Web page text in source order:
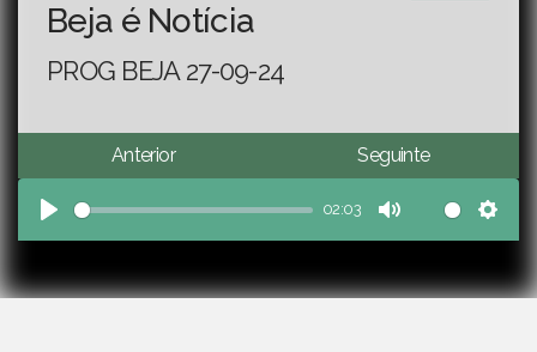
Beja é Notícia
PROG BEJA 27-09-24
Anterior Seguinte
Play
02:03
Mute